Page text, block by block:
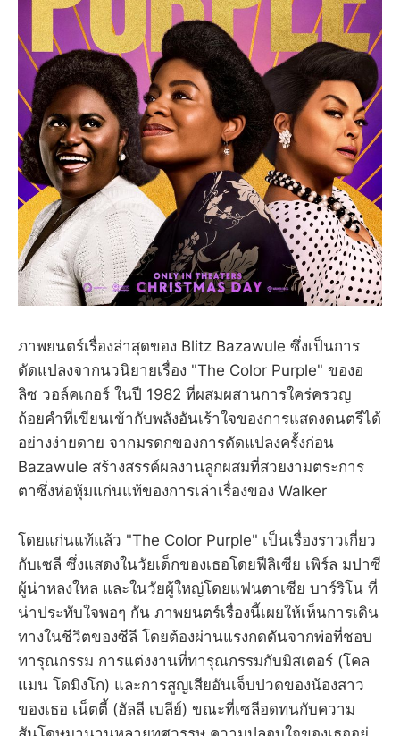
ภาพยนตร์เรื่องล่าสุดของ Blitz Bazawule ซึ่งเป็นการ
ดัดแปลงจากนวนิยายเรื่อง "The Color Purple" ของอ
ลิซ วอล์คเกอร์ ในปี 1982 ที่ผสมผสานการใคร่ครวญ
ถ้อยคำที่เขียนเข้ากับพลังอันเร้าใจของการแสดงดนตรีได้
อย่างง่ายดาย จากมรดกของการดัดแปลงครั้งก่อน
Bazawule สร้างสรรค์ผลงานลูกผสมที่สวยงามตระการ
ตาซึ่งห่อหุ้มแก่นแท้ของการเล่าเรื่องของ Walker
โดยแก่นแท้แล้ว "The Color Purple" เป็นเรื่องราวเกี่ยว
กับเซลี ซึ่งแสดงในวัยเด็กของเธอโดยฟีลิเซีย เพิร์ล มปาซี
ผู้น่าหลงใหล และในวัยผู้ใหญ่โดยแฟนตาเซีย บาร์ริโน ที่
น่าประทับใจพอๆ กัน ภาพยนตร์เรื่องนี้เผยให้เห็นการเดิน
ทางในชีวิตของซีลี โดยต้องผ่านแรงกดดันจากพ่อที่ชอบ
ทารุณกรรม การแต่งงานที่ทารุณกรรมกับมิสเตอร์ (โคล
แมน โดมิงโก) และการสูญเสียอันเจ็บปวดของน้องสาว
ของเธอ เน็ตตี้ (ฮัลลี เบลีย์) ขณะที่เซลีอดทนกับความ